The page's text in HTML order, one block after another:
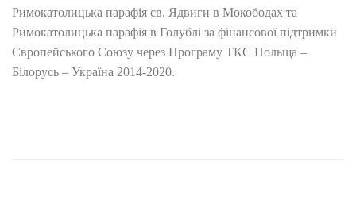
Римокатолицька парафія св. Ядвиги в Мокободах та
Римокатолицька парафія в Голублі за фінансової підтримки
Європейського Союзу через Програму ТКС Польща –
Білорусь – Україна 2014-2020.